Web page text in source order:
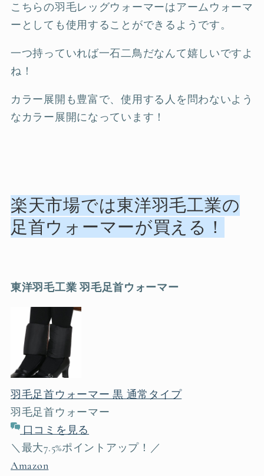
こちらの羽毛レッグウォーマーはアームウォーマ
ーとしても使用することができるようです。
一つ持っていれば一石二鳥だなんて嬉しいですよ
ね！
カラー展開も豊富で、使用する人を問わないよう
なカラー展開になっています！
楽天市場では東洋羽毛工業の
足首ウォーマーが買える！
東洋羽毛工業 羽毛足首ウォーマー
羽毛足首ウォーマー 黒 通常タイプ
羽毛足首ウォーマー
口コミを見る
＼最大7.5%ポイントアップ！／
Amazon